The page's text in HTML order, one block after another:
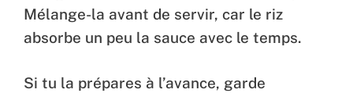
Mélange-la avant de servir, car le riz
absorbe un peu la sauce avec le temps.
Si tu la prépares à l’avance, garde